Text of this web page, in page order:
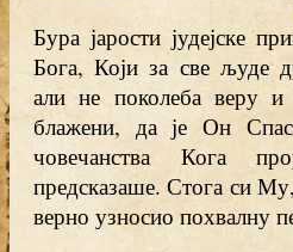
Бура јарости јудејске
Бога, Који за све људе
али не поколеба веру
блажени, да је Он
човечанства Кога
предсказаше. Стога си
верно узносио похвалну